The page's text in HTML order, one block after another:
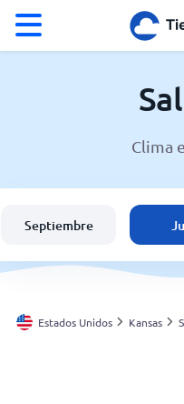
España
Argentina
Clima
Septiembre
Estados Unidos Kansas